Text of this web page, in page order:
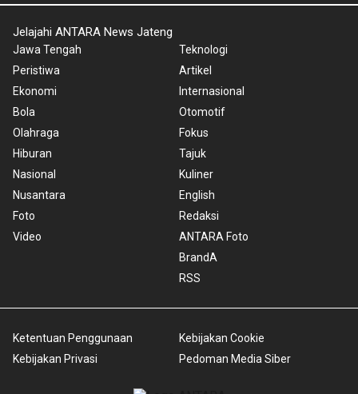
Jelajahi ANTARA News Jateng
Jawa Tengah
Peristiwa
Ekonomi
Bola
Olahraga
Hiburan
Nasional
Nusantara
Foto
Video
Teknologi
Artikel
Internasional
Otomotif
Fokus
Tajuk
Kuliner
English
Redaksi
ANTARA Foto
BrandA
RSS
Ketentuan Penggunaan
Kebijakan Privasi
Kebijakan Cookie
Pedoman Media Siber